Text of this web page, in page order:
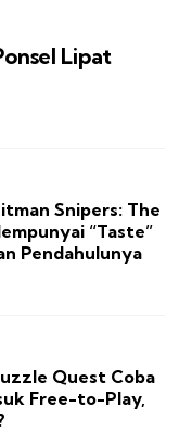
Lipat
Snipers: The
“Taste”
Pendahulunya
Quest Coba
Free-to-Play,